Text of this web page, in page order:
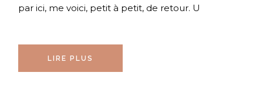
par ici, me voici, petit à petit, de retour. U
LIRE PLUS